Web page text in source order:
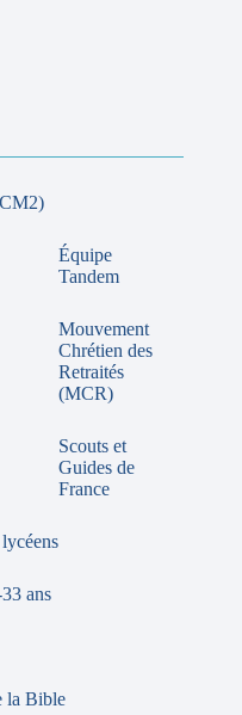
Équipe
Tandem
Mouvement
Chrétien des
Retraités
(MCR)
Scouts et
Guides de
France
ans
la Bible